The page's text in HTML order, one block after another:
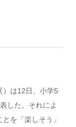
）は12日、小学5
した。それによ
を「楽しそう」